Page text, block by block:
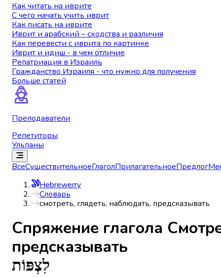
Как читать на иврите
С чего начать учить иврит
Как писать на иврите
Иврит и арабский – сходства и различия
Как перевести с иврита по картинке
Иврит и идиш - в чем отличие
Репатриация в Израиль
Гражданство Израиля - что нужно для получения
Больше статей
Преподаватели
Репетиторы
Ульпаны
ВсеСуществительноеГлаголПрилагательноеПредлог
Hebrewerry
Словарь
смотреть, глядеть, наблюдать, предсказывать
Спряжениe глагола
предсказывать
לִצְפּוֹת